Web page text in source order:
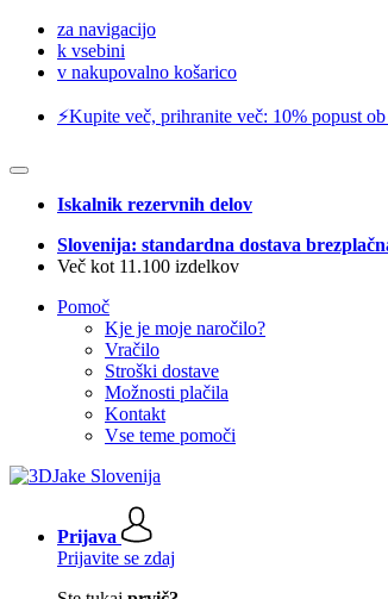
za navigacijo
k vsebini
v nakupovalno košarico
⚡️Kupite več, prihranite več: 10% popust
Iskalnik rezervnih delov
Slovenija: standardna dostava
Več kot 11.100 izdelkov
Pomoč
Kje je moje naročilo?
Vračilo
Stroški dostave
Možnosti plačila
Kontakt
Vse teme pomoči
Prijava
Prijavite se zdaj